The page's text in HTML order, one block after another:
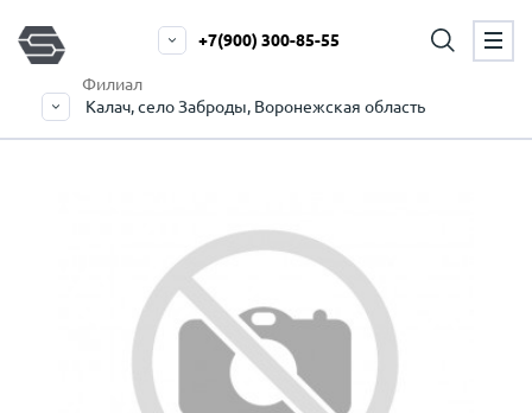
Филиал
Калач, село Заброды, Воронежская область
+7(900) 300-85-55